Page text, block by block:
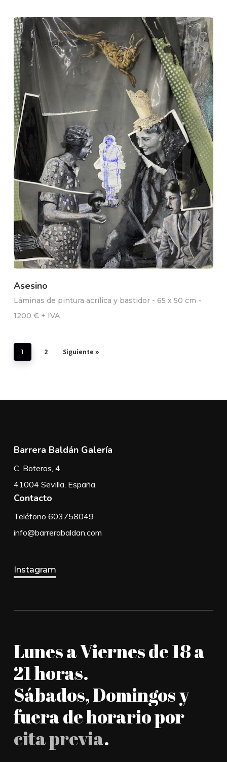
Asesino
Láminas de pintura acrílica y bastidor - 65 x 50 cm -
1200 € + IVA
1 2 Siguiente »
Barrera Baldán Galería
C. Boteros, 4.
41004 Sevilla, España.
Contacto
Teléfono 603758049
info@barrerabaldan.com
Instagram
Lunes a Viernes de 18 a
21 horas.
Sábados, Domingos y
fuera de horario por
cita previa.